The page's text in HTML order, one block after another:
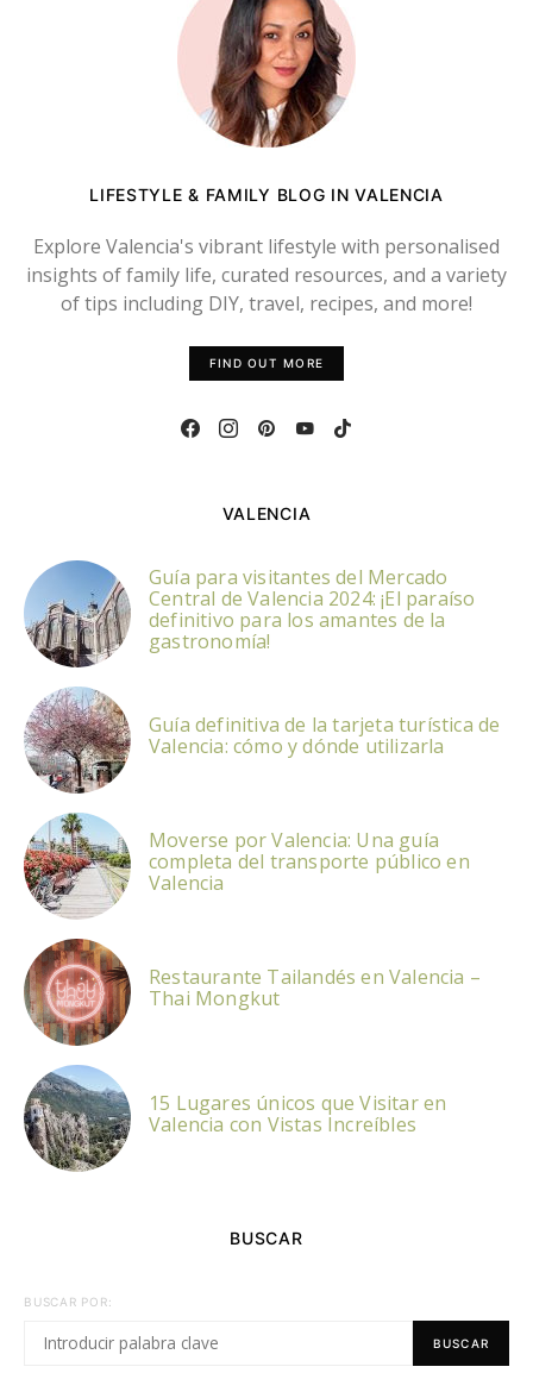
LIFESTYLE & FAMILY BLOG IN VALENCIA
Explore Valencia's vibrant lifestyle with personalised
insights of family life, curated resources, and a variety
of tips including DIY, travel, recipes, and more!
FIND OUT MORE
VALENCIA
Guía para visitantes del Mercado
Central de Valencia 2024: ¡El paraíso
definitivo para los amantes de la
gastronomía!
Guía definitiva de la tarjeta turística de
Valencia: cómo y dónde utilizarla
Moverse por Valencia: Una guía
completa del transporte público en
Valencia
Restaurante Tailandés en Valencia –
Thai Mongkut
15 Lugares únicos que Visitar en
Valencia con Vistas Increíbles
BUSCAR
BUSCAR POR:
BUSCAR